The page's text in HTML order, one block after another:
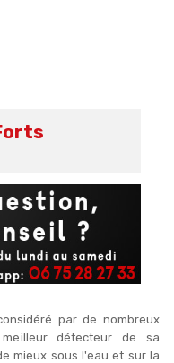
par de nombreux
meilleur détecteur de sa
mieux sous l'eau et sur la